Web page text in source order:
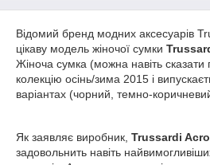
Відомий бренд модних аксесуарів
цікаву модель жіночої сумки
Жіноча сумка (можна навіть
колекцію осінь/зима 2015 і
варіантах (чорний, темно-
Як заявляє виробник, Trussardi
задовольнить навіть